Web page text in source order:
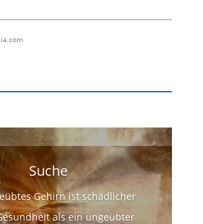
Suche
Gehirn ist schädlicher
als ein ungeübter